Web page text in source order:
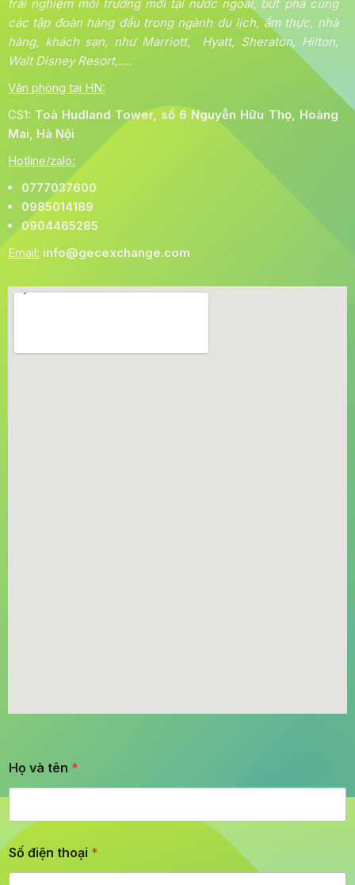
trải nghiệm môi trường mới tại nước ngoài, bứt phá cùng
các tập đoàn hàng đầu trong ngành du lịch, ẩm thực, nhà
hàng, khách sạn, như Marriott, Hyatt, Sheraton, Hilton,
Walt Disney Resort,….
Văn phòng tại HN:
CS1: Toà Hudland Tower, số 6 Nguyễn Hữu Thọ, Hoàng
Mai, Hà Nội
Hotline/zalo:
0777037600
0985014189
0904465285
Email: info@gecexchange.com
Họ và tên *
Số điện thoại *